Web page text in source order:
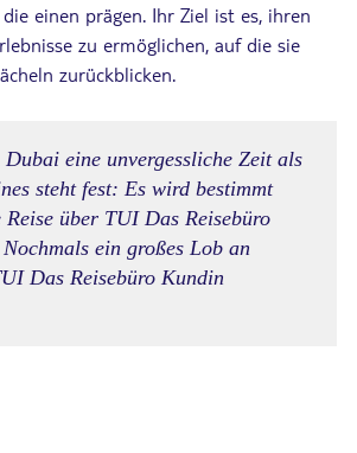
einen prägen. Ihr Ziel ist es, ihren
zu ermöglichen, auf die sie
zurückblicken.
eine unvergessliche Zeit als
steht fest: Es wird bestimmt
über TUI Das Reisebüro
ein großes Lob an
Das Reisebüro Kundin